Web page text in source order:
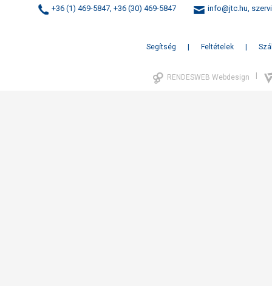
+36 (1) 469-5847, +36 (30) 469-5847 info@jtc.hu,
Segítség Feltételek
RENDESWEB Webdesign